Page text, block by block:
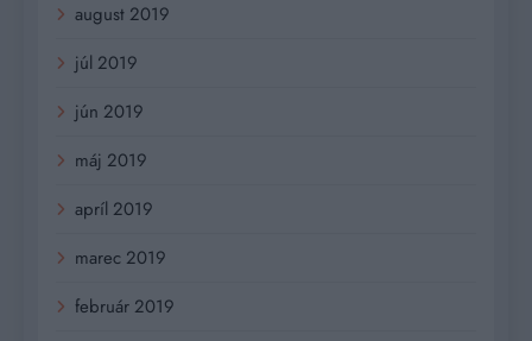
august 2019
júl 2019
jún 2019
máj 2019
apríl 2019
marec 2019
február 2019